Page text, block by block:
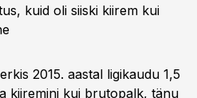
kuid oli siiski kiirem kui
2015. aastal ligikaudu 1,5
kiiremini kui brutopalk, tänu